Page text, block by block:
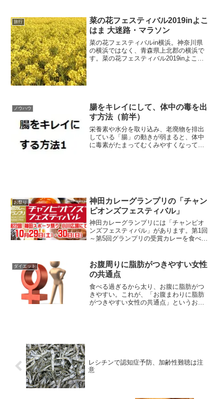
ら便秘が治りました。といっても、毎日
便が出るわけではなく、2日1回が多いで
す。でも、寒天を食べる前に比べたらだ
いぶ改善されました。便も柔らかくなっ
てきました。水分もとるようにしていま
す。もし、便秘に悩んでいるのなら、毎
旅行
菜の花フェスティバル2019inよこ
はま 大迷路・マラソン
菜の花フェスティバルin横浜。神奈川県
の横浜ではなく、青森県上北郡の横浜で
す。菜の花フェスティバル2019inよこは
ノウハウ
腸をキレイにして、体中の毒を出
す方法（前半）
栄養素や水分を取り込み、老廃物を排出
している「腸」の動きが弱まると、体中
に毒素がたまってむくみやすくなってし
お祭り
神田カレーグランプリの「チャン
ピオンズフェスティバル」
神田カレーグランプリには「チャンピオ
ンズフェスティバル」があります。第1回
～第5回グランプリの受賞カレーを食べる
ル」も開催。そして同会場では「神田プ
ロレス」もやります。...
ダイエット
お腹周りに脂肪がつきやすい女性
の共通点
食べる過ぎるから太り、お腹に脂肪がつ
きやすい。これが、「お腹まわりに脂肪
がつきやすい女性の共通点」というお話
レシチンで認知症予防、加齢性難聴は注
意